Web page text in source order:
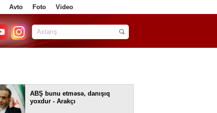
Avto Foto Video
ABŞ bunu etməsə, danışıq
yoxdur - Arakçı